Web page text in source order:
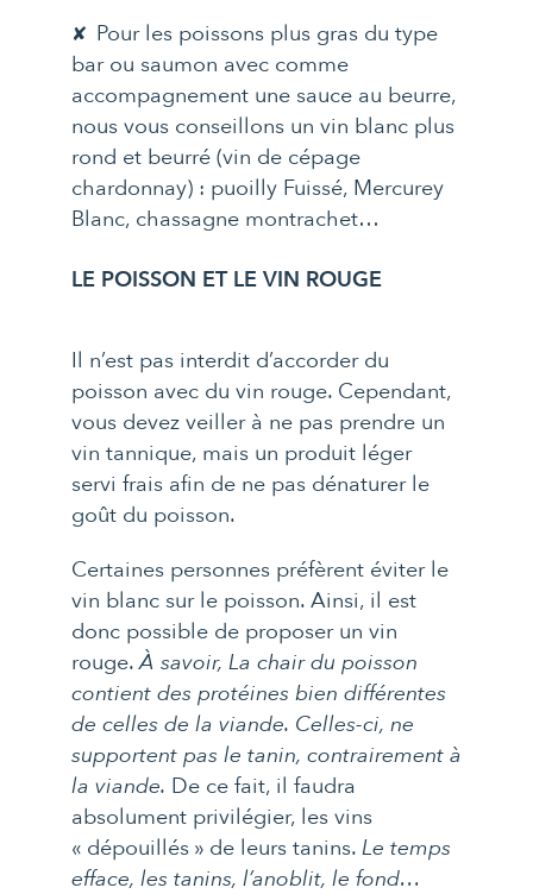
Pour les poissons plus gras du type
bar ou saumon avec comme
accompagnement une sauce au beurre,
nous vous conseillons un vin blanc plus
rond et beurré (vin de cépage
chardonnay) : puoilly Fuissé, Mercurey
Blanc, chassagne montrachet…
LE POISSON ET LE VIN ROUGE
Il n’est pas interdit d’accorder du
poisson avec du vin rouge. Cependant,
vous devez veiller à ne pas prendre un
vin tannique, mais un produit léger
servi frais afin de ne pas dénaturer le
goût du poisson.
Certaines personnes préfèrent éviter le
vin blanc sur le poisson. Ainsi, il est
donc possible de proposer un vin
rouge.À savoir, La chair du poisson
contient des protéines bien différentes
de celles de la viande. Celles-ci, ne
supportent pas le tanin, contrairement à
la viande. De ce fait, il faudra
absolument privilégier, les vins
« dépouillés » de leurs tanins. Le temps
efface, les tanins, l’anoblit, le fond…